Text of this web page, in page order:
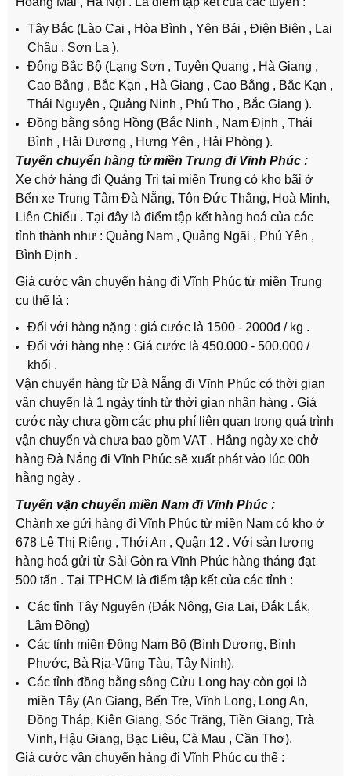
Tây Bắc (Lào Cai , Hòa Bình , Yên Bái , Điện Biên , Lai
Châu , Sơn La ).
Đông Bắc Bộ (Lạng Sơn , Tuyên Quang , Hà Giang ,
Cao Bằng , Bắc Kạn , Hà Giang , Cao Bằng , Bắc Kạn ,
Thái Nguyên , Quảng Ninh , Phú Thọ , Bắc Giang ).
Đồng bằng sông Hồng (Bắc Ninh , Nam Định , Thái
Bình , Hải Dương , Hưng Yên , Hải Phòng ).
Tuyến chuyển hàng từ miền Trung đi Vĩnh Phúc :
Xe chở hàng đi Quảng Trị tại miền Trung có kho bãi ở
Bến xe Trung Tâm Đà Nẵng, Tôn Đức Thắng, Hoà Minh,
Liên Chiểu . Tại đây là điểm tập kết hàng hoá của các
tỉnh thành như : Quảng Nam , Quảng Ngãi , Phú Yên ,
Bình Định .
Giá cước vận chuyển hàng đi Vĩnh Phúc từ miền Trung
cụ thể là :
Đối với hàng nặng : giá cước là 1500 - 2000đ / kg .
Đối với hàng nhẹ : Giá cước là 450.000 - 500.000 /
khối .
Vận chuyển hàng từ Đà Nẵng đi Vĩnh Phúc có thời gian
vận chuyển là 1 ngày tính từ thời gian nhận hàng . Giá
cước này chưa gồm các phụ phí liên quan trong quá trình
vận chuyển và chưa bao gồm VAT . Hằng ngày xe chở
hàng Đà Nẵng đi Vĩnh Phúc sẽ xuất phát vào lúc 00h
hằng ngày .
Tuyến vận chuyển miền Nam đi Vĩnh Phúc :
Chành xe gửi hàng đi Vĩnh Phúc từ miền Nam có kho ở
678 Lê Thị Riêng , Thới An , Quận 12 . Với sản lượng
hàng hoá gửi từ Sài Gòn ra Vĩnh Phúc hàng tháng đạt
500 tấn . Tại TPHCM là điểm tập kết của các tỉnh :
Các tỉnh Tây Nguyên (Đắk Nông, Gia Lai, Đắk Lắk,
Lâm Đồng)
Các tỉnh miền Đông Nam Bộ (Bình Dương, Bình
Phước, Bà Rịa-Vũng Tàu, Tây Ninh).
Các tỉnh đồng bằng sông Cửu Long hay còn gọi là
miền Tây (An Giang, Bến Tre, Vĩnh Long, Long An,
Đồng Tháp, Kiên Giang, Sóc Trăng, Tiền Giang, Trà
Vinh, Hậu Giang, Bạc Liêu, Cà Mau , Cần Thơ).
Giá cước vận chuyển hàng đi Vĩnh Phúc cụ thể :